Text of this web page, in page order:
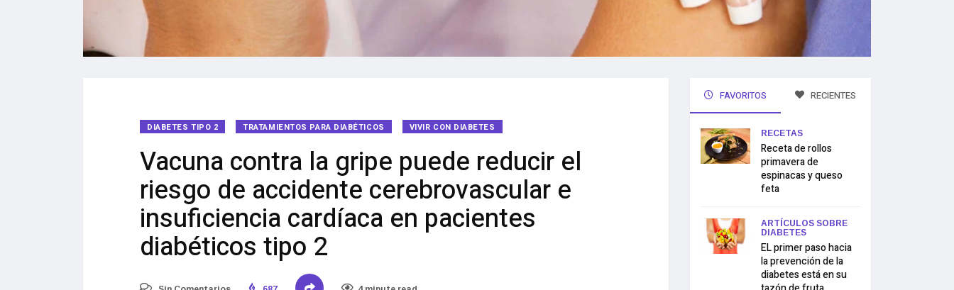
DIABETES TIPO 2 TRATAMIENTOS PARA DIABÉTICOS VIVIR CON DIABETES
Vacuna contra la gripe puede reducir el
riesgo de accidente cerebrovascular e
insuficiencia cardíaca en pacientes
diabéticos tipo 2
FAVORITOS RECIENTES
RECETAS
Receta de rollos
primavera de
espinacas y queso
feta
ARTÍCULOS SOBRE
DIABETES
EL primer paso hacia
la prevención de la
diabetes está en su